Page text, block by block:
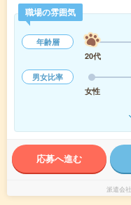
職場の雰囲気
年齢層
20代
男女比率
女性
応募へ進む
派遣会社